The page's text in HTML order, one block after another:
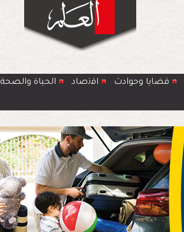
قضايا وحوادث اﻗﺗﺻﺎد الحياة والصحة